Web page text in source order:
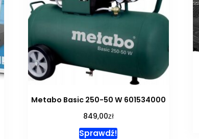
Metabo Basic 250-50 W 601534000
849,00zł
Sprawdź!